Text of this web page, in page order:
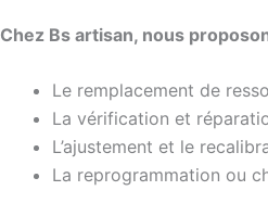
Chez Bs artisan, nous
Le remplacement de
La vérification et
L’ajustement et le
La reprogrammation ou